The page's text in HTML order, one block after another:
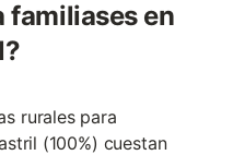
familiases en
rurales para
(100%) cuestan